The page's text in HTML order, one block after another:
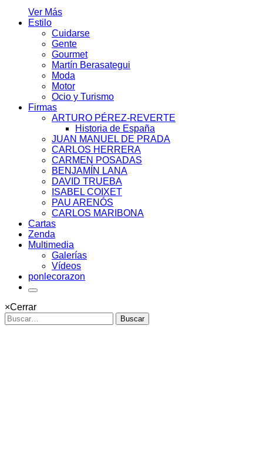
Ver Más
Estilo
Cuidarse
Gente
Gourmet
Martín Berasategui
Moda
Motor
Ocio y Turismo
Firmas
ARTURO PÉREZ-REVERTE
Historia de España
JUAN MANUEL DE PRADA
CARLOS HERRERA
CARMEN POSADAS
BENJAMÍN LANA
DAVID TRUEBA
ISABEL COIXET
PAU ARENÓS
CARLOS MARIBONA
Cartas
Zenda
Multimedia
Galerías
Vídeos
ponlecorazon
×Cerrar
Buscar